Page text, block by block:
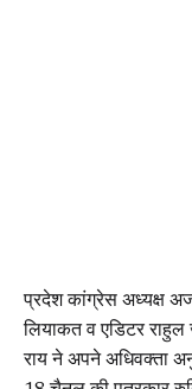
प्रदेश कांग्रेस अध्यक्ष
लियाकत व एडिटर
राय ने अपने अधिवक्ता